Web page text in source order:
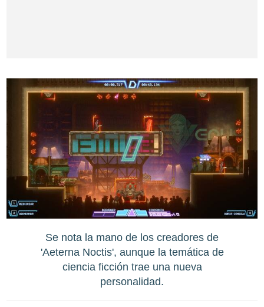
Se nota la mano de los creadores de
'Aeterna Noctis', aunque la temática de
ciencia ficción trae una nueva
personalidad.